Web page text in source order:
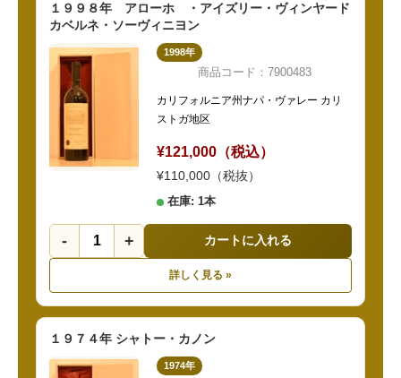
１９９８年 アローホ ・アイズリー・ヴィンヤード
カベルネ・ソーヴィニヨン
1998年
商品コード：7900483
カリフォルニア州ナパ・ヴァレー カリ
ストガ地区
¥121,000（税込）
¥110,000（税抜）
在庫: 1本
- + カートに入れる
詳しく見る »
１９７４年 シャトー・カノン
1974年